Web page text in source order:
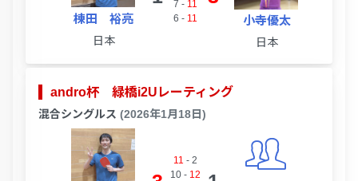
棟田 裕亮
日本
7 - 11
6 - 11 小寺優太
日本
andro杯 緑橋i2Uレーティング
混合シングルス (2026年1月18日)
11 - 2
10- 12